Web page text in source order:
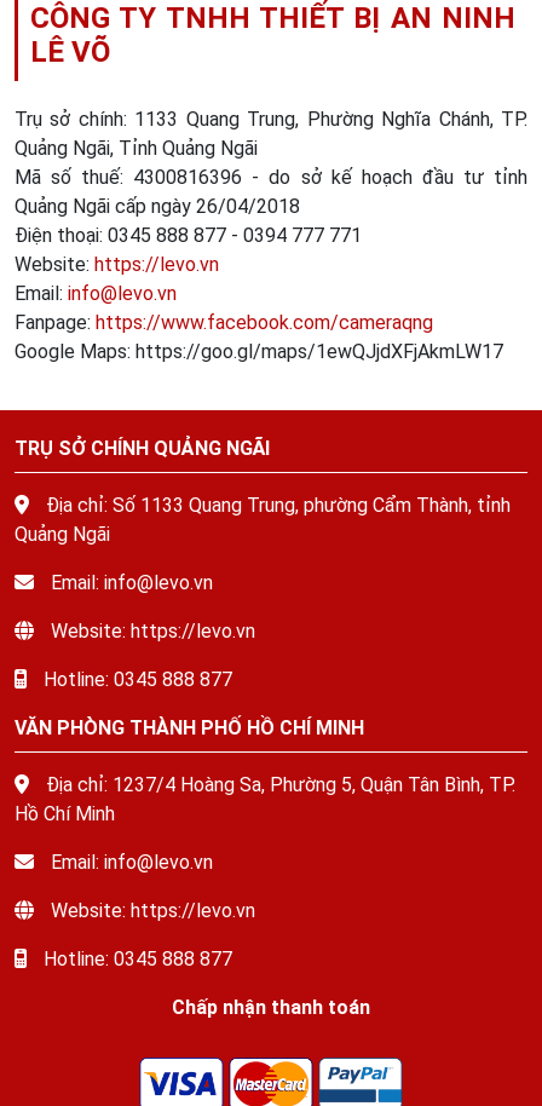
CÔNG TY TNHH THIẾT BỊ AN NINH
LÊ VÕ
Trụ sở chính: 1133 Quang Trung, Phường Nghĩa Chánh, TP.
Quảng Ngãi, Tỉnh Quảng Ngãi
Mã số thuế: 4300816396 - do sở kế hoạch đầu tư tỉnh
Quảng Ngãi cấp ngày 26/04/2018
Điện thoại: 0345 888 877 - 0394 777 771
Website: https://levo.vn
Email: info@levo.vn
Fanpage: https://www.facebook.com/cameraqng
Google Maps: https://goo.gl/maps/1ewQJjdXFjAkmLW17
TRỤ SỞ CHÍNH QUẢNG NGÃI
Địa chỉ: Số 1133 Quang Trung, phường Cẩm Thành, tỉnh
Quảng Ngãi
Email: info@levo.vn
Website: https://levo.vn
Hotline: 0345 888 877
VĂN PHÒNG THÀNH PHỐ HỒ CHÍ MINH
Địa chỉ: 1237/4 Hoàng Sa, Phường 5, Quận Tân Bình, TP.
Hồ Chí Minh
Email: info@levo.vn
Website: https://levo.vn
Hotline: 0345 888 877
Chấp nhận thanh toán